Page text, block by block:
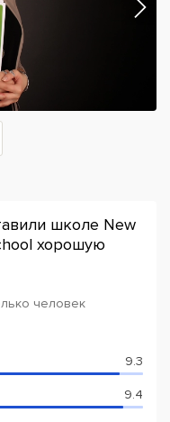
школе New
хорошую
человек
9.3
9.4